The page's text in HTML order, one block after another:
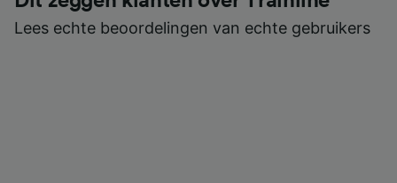
Lees echte beoordelingen van echte gebruikers